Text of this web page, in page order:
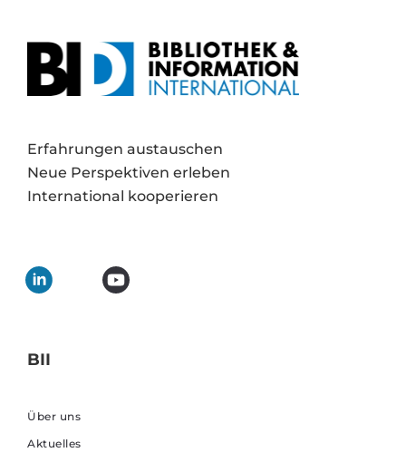
Erfahrungen austauschen
Neue Perspektiven erleben
International kooperieren
BII
Über uns
Aktuelles